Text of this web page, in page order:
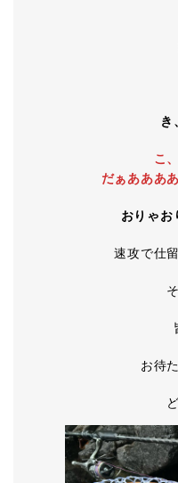
き
こ
だぁあああ
おりゃお
速攻で仕
お待